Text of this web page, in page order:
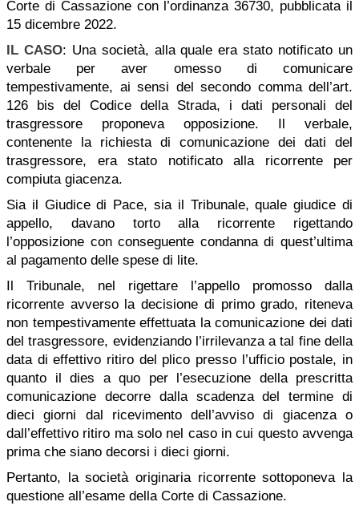
Corte di Cassazione con l’ordinanza 36730, pubblicata il
15 dicembre 2022.
IL CASO: Una società, alla quale era stato notificato un
verbale per aver omesso di comunicare
tempestivamente, ai sensi del secondo comma dell’art.
126 bis del Codice della Strada, i dati personali del
trasgressore proponeva opposizione. Il verbale,
contenente la richiesta di comunicazione dei dati del
trasgressore, era stato notificato alla ricorrente per
compiuta giacenza.
Sia il Giudice di Pace, sia il Tribunale, quale giudice di
appello, davano torto alla ricorrente rigettando
l’opposizione con conseguente condanna di quest’ultima
al pagamento delle spese di lite.
Il Tribunale, nel rigettare l’appello promosso dalla
ricorrente avverso la decisione di primo grado, riteneva
non tempestivamente effettuata la comunicazione dei dati
del trasgressore, evidenziando l’irrilevanza a tal fine della
data di effettivo ritiro del plico presso l’ufficio postale, in
quanto il dies a quo per l’esecuzione della prescritta
comunicazione decorre dalla scadenza del termine di
dieci giorni dal ricevimento dell’avviso di giacenza o
dall’effettivo ritiro ma solo nel caso in cui questo avvenga
prima che siano decorsi i dieci giorni.
Pertanto, la società originaria ricorrente sottoponeva la
questione all’esame della Corte di Cassazione.